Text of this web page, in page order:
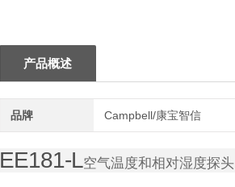
产品概述
品牌 Campbell/康宝智信
EE181-L空气温度和相对湿度探头